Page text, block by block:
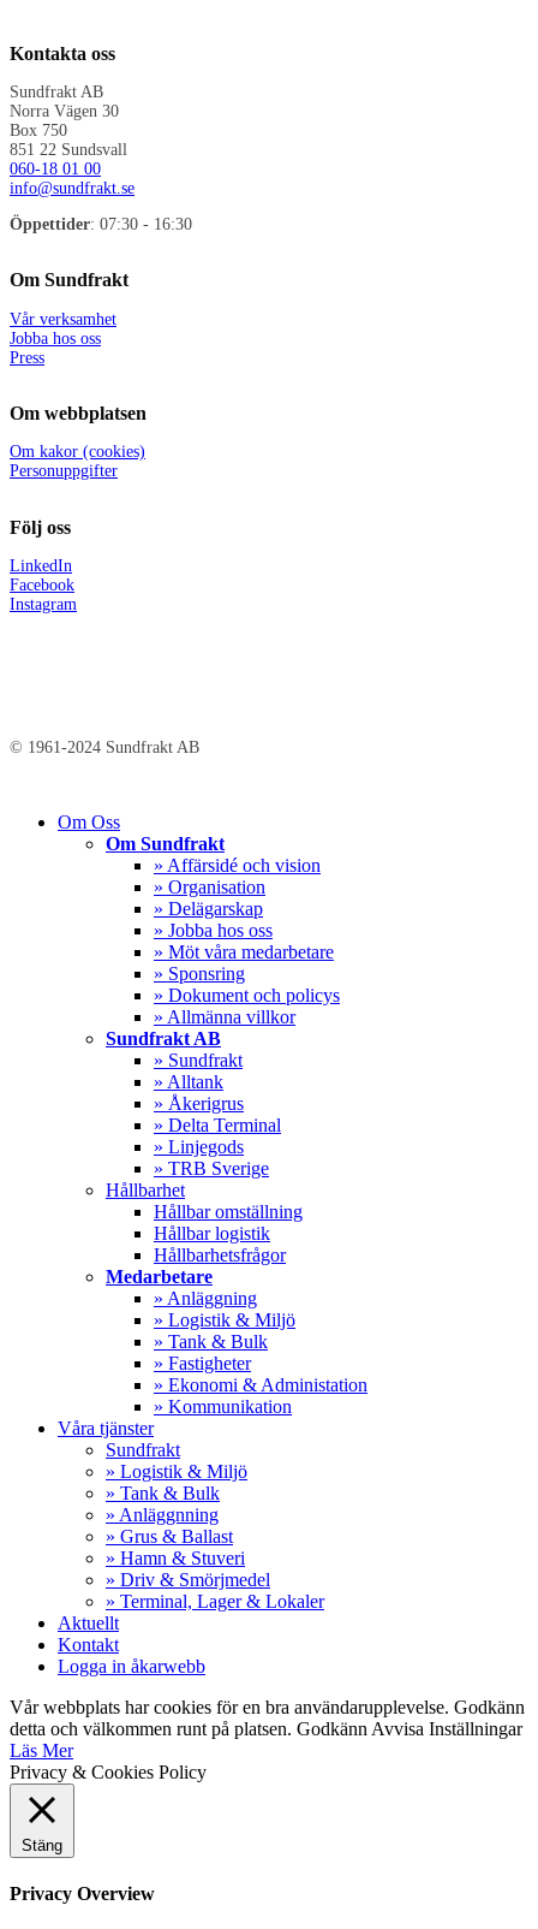
Kontakta oss
Sundfrakt AB
Norra Vägen 30
Box 750
851 22 Sundsvall
060-18 01 00
info@sundfrakt.se
Öppettider: 07:30 - 16:30
Om Sundfrakt
Vår verksamhet
Jobba hos oss
Press
Om webbplatsen
Om kakor (cookies)
Personuppgifter
Följ oss
LinkedIn
Facebook
Instagram
© 1961-2024 Sundfrakt AB
Close
Om Oss
Om Sundfrakt
» Affärsidé och vision
» Organisation
» Delägarskap
» Jobba hos oss
» Möt våra medarbetare
» Sponsring
» Dokument och policys
» Allmänna villkor
Sundfrakt AB
» Sundfrakt
» Alltank
» Åkerigrus
» Delta Terminal
» Linjegods
» TRB Sverige
Hållbarhet
Hållbar omställning
Hållbar logistik
Hållbarhetsfrågor
Medarbetare
» Anläggning
» Logistik & Miljö
» Tank & Bulk
» Fastigheter
» Ekonomi & Administation
» Kommunikation
Våra tjänster
Sundfrakt
» Logistik & Miljö
» Tank & Bulk
» Anläggnning
» Grus & Ballast
» Hamn & Stuveri
» Driv & Smörjmedel
» Terminal, Lager & Lokaler
Aktuellt
Kontakt
Logga in åkarwebb
Vår webbplats har cookies för en bra användarupplevelse. Godkänn
detta och välkommen runt på platsen. Godkänn Avvisa Inställningar
Läs Mer
Privacy & Cookies Policy
Stäng
Privacy Overview